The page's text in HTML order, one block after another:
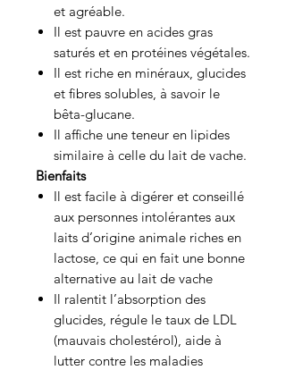
et agréable.
Il est pauvre en acides gras
saturés et en protéines végétales.
Il est riche en minéraux, glucides
et fibres solubles, à savoir le
bêta-glucane.
Il affiche une teneur en lipides
similaire à celle du lait de vache.
Bienfaits
Il est facile à digérer et conseillé
aux personnes intolérantes aux
laits d’origine animale riches en
lactose, ce qui en fait une bonne
alternative au lait de vache
Il ralentit l’absorption des
glucides, régule le taux de LDL
(mauvais cholestérol), aide à
lutter contre les maladies